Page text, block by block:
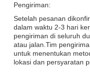
Pengiriman:
Setelah pesanan
dalam waktu 2-3 hari
pengiriman di seluruh
atau jalan.Tim
untuk menentukan
lokasi dan persyaratan